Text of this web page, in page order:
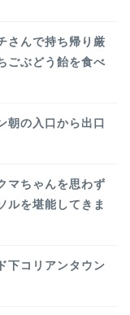
さんで持ち帰り厳
ごぶどう飴を食べ
朝の入口から出口
マちゃんを思わず
ルを堪能してきま
下コリアンタウン